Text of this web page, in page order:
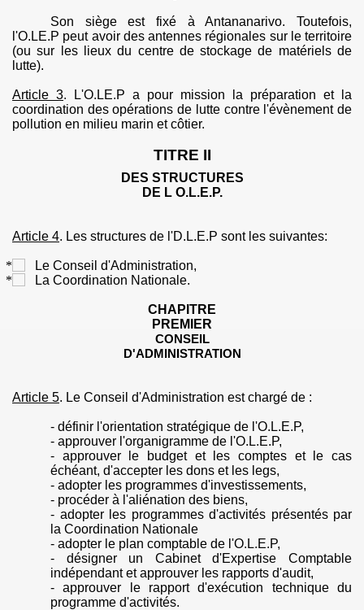
Son siège est fixé à Antananarivo. Toutefois,
l'O.LE.P peut avoir des antennes régionales sur le territoire
(ou sur les lieux du centre de stockage de matériels de
lutte).
Article 3. L'O.LE.P a pour mission la préparation et la
coordination des opérations de lutte contre l'évènement de
pollution en milieu marin et côtier.
TITRE II
DES STRUCTURES
DE L O.L.E.P.
Article 4. Les structures de l'D.L.E.P sont les suivantes:
Le Conseil d'Administration,
La Coordination Nationale.
CHAPITRE
PREMIER
CONSEIL
D'ADMINISTRATION
Article 5. Le Conseil d'Administration est chargé de :
- définir l'orientation stratégique de l'O.L.E.P,
- approuver l'organigramme de l'O.L.E.P,
- approuver le budget et les comptes et le cas
échéant, d'accepter les dons et les legs,
- adopter les programmes d'investissements,
- procéder à l'aliénation des biens,
- adopter les programmes d'activités présentés par
la Coordination Nationale
- adopter le plan comptable de l'O.L.E.P,
- désigner un Cabinet d'Expertise Comptable
indépendant et approuver les rapports d'audit,
- approuver le rapport d'exécution technique du
programme d'activités.